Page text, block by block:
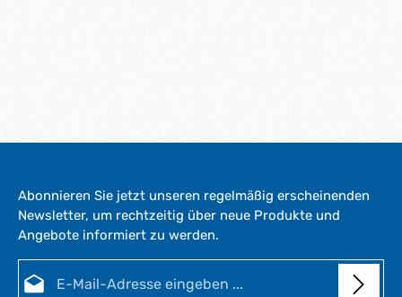
Abonnieren Sie jetzt unseren regelmäßig erscheinenden
Newsletter, um rechtzeitig über neue Produkte und
Angebote informiert zu werden.